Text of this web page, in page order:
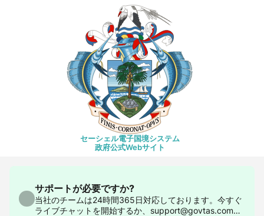
セーシェル電子国境システム
政府公式Webサイト
サポートが必要ですか?
当社のチームは24時間365日対応しております。今すぐ
ライブチャットを開始するか、support@govtas.comま